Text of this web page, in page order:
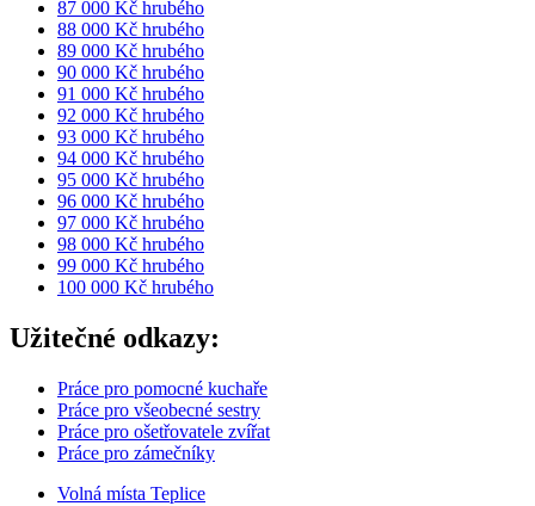
87 000 Kč hrubého
88 000 Kč hrubého
89 000 Kč hrubého
90 000 Kč hrubého
91 000 Kč hrubého
92 000 Kč hrubého
93 000 Kč hrubého
94 000 Kč hrubého
95 000 Kč hrubého
96 000 Kč hrubého
97 000 Kč hrubého
98 000 Kč hrubého
99 000 Kč hrubého
100 000 Kč hrubého
Užitečné odkazy:
Práce pro pomocné kuchaře
Práce pro všeobecné sestry
Práce pro ošetřovatele zvířat
Práce pro zámečníky
Volná místa Teplice